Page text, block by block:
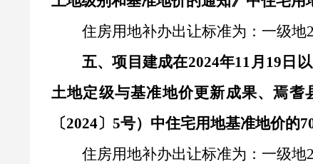
住房用地补办出让标准为：一级地
五、项目建成在2024年11月19日
土地定级与基准地价更新成果、焉
〔2024〕5号）中住宅用地基准地价的
住房用地补办出让标准为：一级地